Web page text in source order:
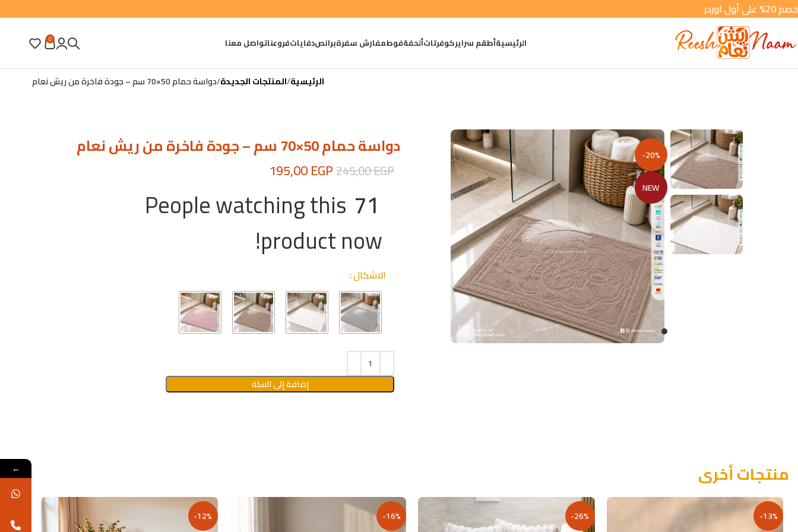
خصم 20% على أول اوردر
الرئيسيةأطقم سرايركوفرتاتألحفةفوطمفارش سفرةبرانصدفاياتفروعناتواصل معنا 0
الرئيسية المنتجات الجديدة دواسة حمام 50×70 سم – جودة فاخرة من ريش نعام
-20%
NEW
دواسة حمام 50×70 سم – جودة فاخرة من ريش نعام
245,00EGP
195,00EGP
71
People watching this
product now!
الاشكال
إضافة إلى السلة
منتجات أخرى
-13%
-26%
-16%
-12%
←